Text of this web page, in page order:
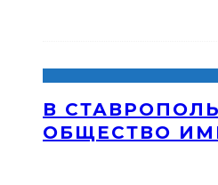
В
ОБЩЕСТВО